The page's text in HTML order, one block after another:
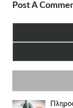
Post A